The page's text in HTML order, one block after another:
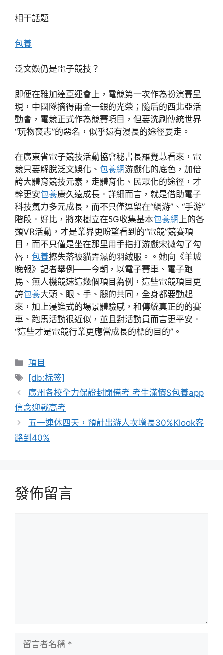
相干話題
包養
泛文娛仍是電子競技？
即便在雅加達亞運會上，電競第一次作為扮演賽呈
現，中國隊摘得兩金一銀的光榮；隨后的西北亞活
動會，電競正式作為競賽項目，但要洗刷傳統世界
“玩物喪志”的惡名，似乎還有漫長的途徑要走。
在廣東省電子競技活動協會秘書長羅覺慧看來，電
競只要解脫泛文娛化、 包養網游戲化的底色，加倍
誇大體育競技元素，走體育化、民眾化的途徑，才
幹更安包養康久遠成長。詳細而言，就是借助電子
科技氣力多元成長，而不只僅逗留在“網游”、“手游”
階段。好比，將來樹立在5G收集基本包養網上的各
類VR活動，才是業界更盼望看到的“電競”競賽項
目，而不只僅是坐在那里用手指打游戲宋微勾了勾
唇， 包養擦失落被貓弄濕的羽絨服。。她向《羊城
晚報》記者舉例——今朝，以電子賽車、電子跑
馬、無人機競速這幾個項目為例，這些電競項目更
誇包養大頭、眼、手、腿的共同，全身都要動起
來，加上浸進式的場景體驗感，和傳統真正的的賽
車、跑馬活動很近似，並且對活動員而言更平安。
“這些才是電競行業更應當成長的標的目的”。
分
類
項目
標
籤
[db:标签]
廣州各校全力保證封閉備考 考生滿懷S包養app
信念迎戰高考
五一連休四天，預計出游人次增長30%Klook客
路到40%
發佈留言